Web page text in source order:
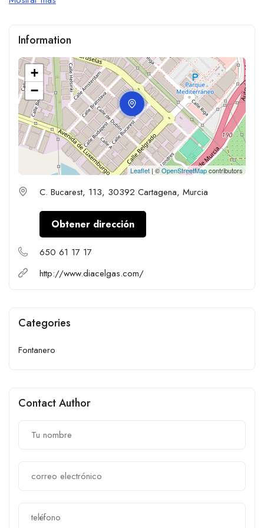
Information
+
−
Leaflet | ©OpenStreetMapcontributors
C. Bucarest, 113, 30392 Cartagena, Murcia
Obtener dirección
650 61 17 17
http://www.diacelgas.com/
Categories
Fontanero
Contact Author